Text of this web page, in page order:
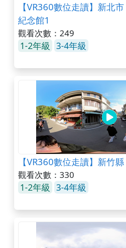
【VR360數位走讀】新北
紀念館1
觀看次數：249
1-2年級 3-4年級
【VR360數位走讀】新竹
觀看次數：330
1-2年級 3-4年級